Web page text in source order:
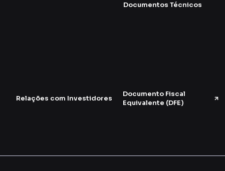
Documentos Técnicos
Relações com Investidores
Documento Fiscal
Equivalente (DFE)